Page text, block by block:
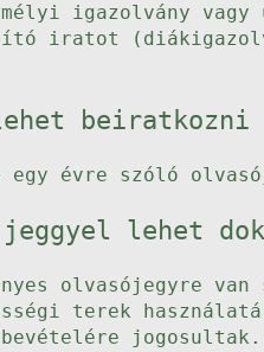
igazolvány
iratot
beiratkozni
évre szóló
lehet
olvasójegyre
terek
jogosultak.